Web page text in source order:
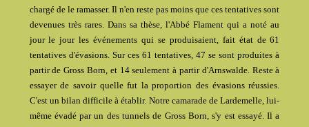
chargé de le ramasser. Il n'en reste pas moins que ces tentatives sont
devenues très rares. Dans sa thèse, l'Abbé Flament qui a noté au
jour le jour les événements qui se produisaient, fait état de 61
tentatives d'évasions. Sur ces 61 tentatives, 47 se sont produites à
partir de Gross Born, et 14 seulement à partir d'Arnswalde. Reste à
essayer de savoir quelle fut la proportion des évasions réussies.
C'est un bilan difficile à établir. Notre camarade de Lardemelle, lui-
même évadé par un des tunnels de Gross Born, s'y est essayé. Il a